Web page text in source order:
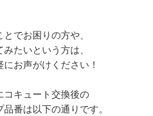
でお困りの方や、
たいという方は、
お声がけください！
コキュート交換後の
番は以下の通りです。